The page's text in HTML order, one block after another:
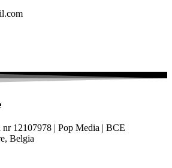
12107978 | Pop Media | BCE
Belgia